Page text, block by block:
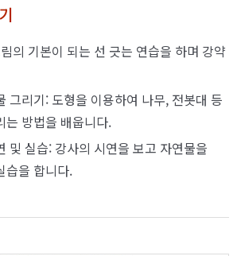
의 기본이 되는 선 긋는 연습을 하며 강약
그리기: 도형을 이용하여 나무, 전봇대 등
는 방법을 배웁니다.
및 실습: 강사의 시연을 보고 자연물을
습을 합니다.